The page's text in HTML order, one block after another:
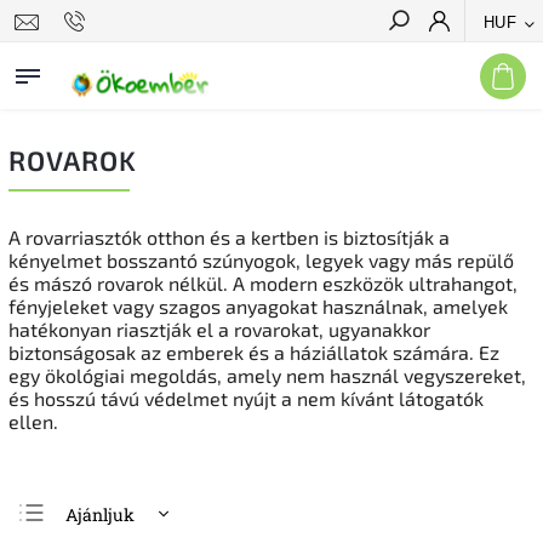
HUF
Keresés
ROVAROK
A rovarriasztók otthon és a kertben is biztosítják a
kényelmet bosszantó szúnyogok, legyek vagy más repülő
és mászó rovarok nélkül. A modern eszközök ultrahangot,
fényjeleket vagy szagos anyagokat használnak, amelyek
hatékonyan riasztják el a rovarokat, ugyanakkor
biztonságosak az emberek és a háziállatok számára. Ez
egy ökológiai megoldás, amely nem használ vegyszereket,
és hosszú távú védelmet nyújt a nem kívánt látogatók
ellen.
Ajánljuk